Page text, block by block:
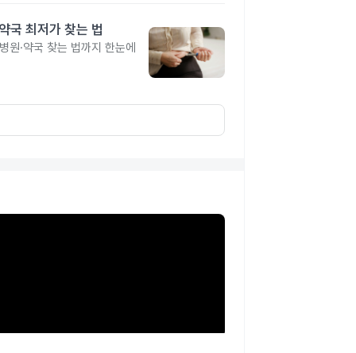
국 최저가 찾는 법
·약국 찾는 법까지 한눈에